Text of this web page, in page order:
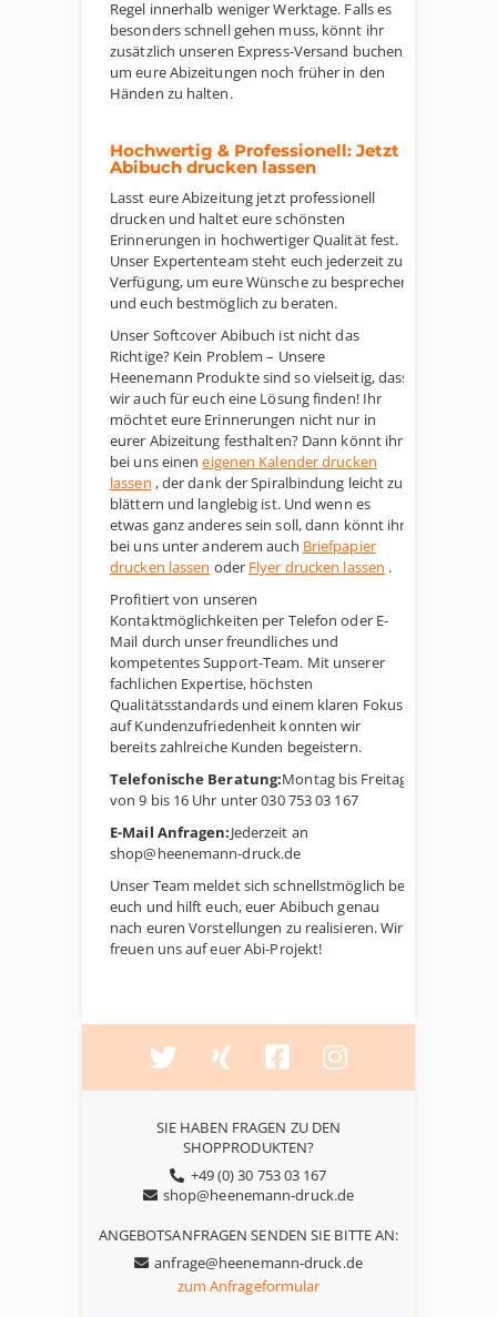
Regel innerhalb weniger Werktage. Falls es
besonders schnell gehen muss, könnt ihr
zusätzlich unseren Express-Versand buchen,
um eure Abizeitungen noch früher in den
Händen zu halten.
Hochwertig & Professionell: Jetzt
Abibuch drucken lassen
Lasst eure Abizeitung jetzt professionell
drucken und haltet eure schönsten
Erinnerungen in hochwertiger Qualität fest.
Unser Expertenteam steht euch jederzeit zur
Verfügung, um eure Wünsche zu besprechen
und euch bestmöglich zu beraten.
Unser Softcover Abibuch ist nicht das
Richtige? Kein Problem – Unsere
Heenemann Produkte sind so vielseitig, dass
wir auch für euch eine Lösung finden! Ihr
möchtet eure Erinnerungen nicht nur in
eurer Abizeitung festhalten? Dann könnt ihr
bei uns eineneigenen Kalender drucken
lassen , der dank der Spiralbindung leicht zu
blättern und langlebig ist. Und wenn es
etwas ganz anderes sein soll, dann könnt ihr
bei uns unter anderem auch Briefpapier
drucken lassen oder Flyer drucken lassen .
Profitiert von unseren
Kontaktmöglichkeiten per Telefon oder E-
Mail durch unser freundliches und
kompetentes Support-Team. Mit unserer
fachlichen Expertise, höchsten
Qualitätsstandards und einem klaren Fokus
auf Kundenzufriedenheit konnten wir
bereits zahlreiche Kunden begeistern.
Telefonische Beratung:Montag bis Freitag
von 9 bis 16 Uhr unter 030 753 03 167
E-Mail Anfragen:Jederzeit an
shop@heenemann-druck.de
Unser Team meldet sich schnellstmöglich bei
euch und hilft euch, euer Abibuch genau
nach euren Vorstellungen zu realisieren. Wir
freuen uns auf euer Abi-Projekt!
SIE HABEN FRAGEN ZU DEN
SHOPPRODUKTEN?
+49 (0) 30 753 03 167
shop@heenemann-druck.de
ANGEBOTSANFRAGEN SENDEN SIE BITTE AN:
anfrage@heenemann-druck.de
zum Anfrageformular